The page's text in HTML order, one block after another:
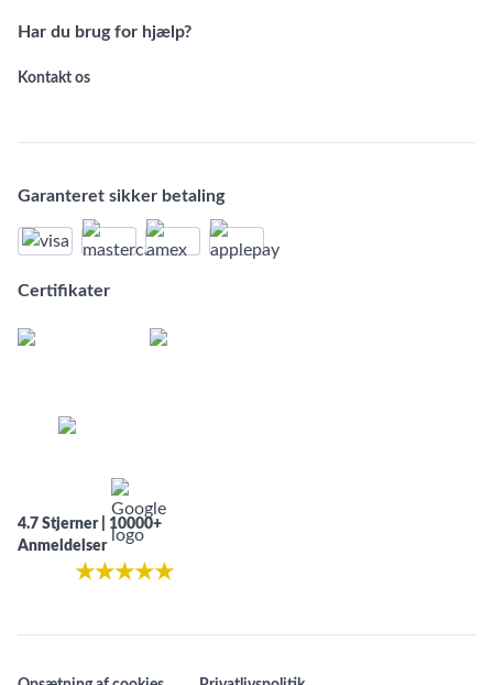
Har du brug for hjælp?
Kontakt os
Garanteret sikker betaling
Certifikater
4.7 Stjerner | 10000+
Anmeldelser
★★★★★